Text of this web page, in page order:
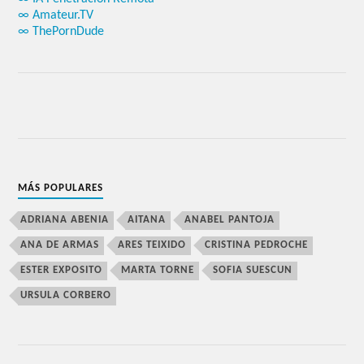
∞ Amateur.TV
∞ ThePornDude
MÁS POPULARES
ADRIANA ABENIA AITANA ANABEL PANTOJA
ANA DE ARMAS ARES TEIXIDO CRISTINA PEDROCHE
ESTER EXPOSITO MARTA TORNE SOFIA SUESCUN
URSULA CORBERO